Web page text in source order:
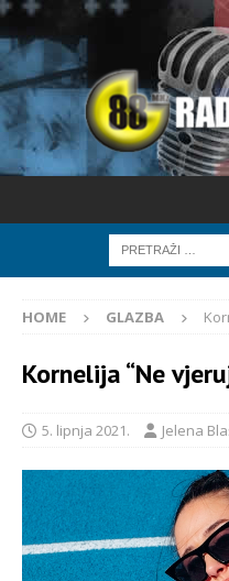
HOME GLAZBA
Kornelija “Ne
5. lipnja 2021. Jelena